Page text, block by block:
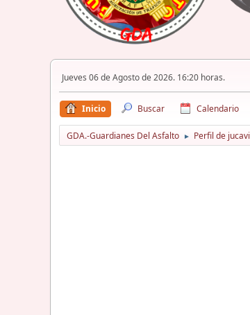
Jueves 06 de Agosto de 2026. 16:20 horas.
Inicio Buscar Calendario
GDA.-Guardianes Del Asfalto ► Perfil de jucavi